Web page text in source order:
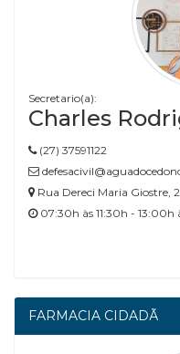
Secretario(a):
Charles
(27) 37591122
Rua Dereci Maria Giostre,
07:30h às 11:30h - 13:00h
FARMACIA CIDADÃ